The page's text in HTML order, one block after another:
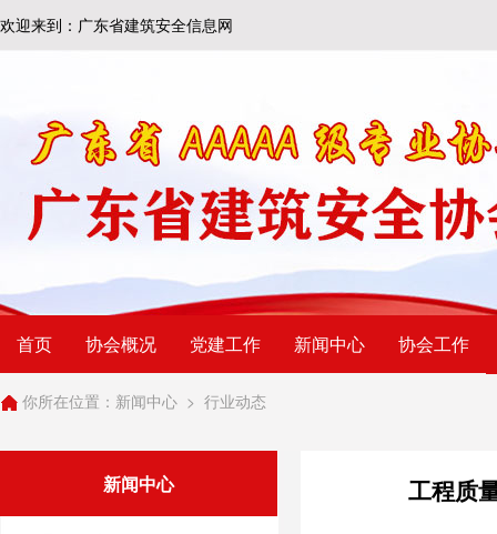
欢迎来到：广东省建筑安全信息网
首页 协会概况 党建工作 新闻中心 协会工作
你所在位置： 新闻中心 > 行业动态
新闻中心 工程质